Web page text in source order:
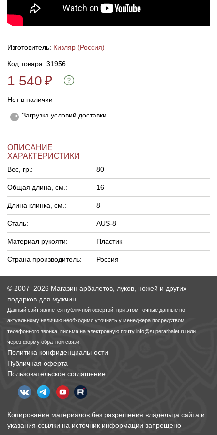
Изготовитель: Кизляр (Россия)
Код товара: 31956
1 540₽
Нет в наличии
Загрузка условий доставки
ОПИСАНИЕ
ХАРАКТЕРИСТИКИ
Вес, гр.: 80
Общая длина, см.: 16
Длина клинка, см.: 8
Сталь: AUS-8
Материал рукояти: Пластик
Страна производитель: Россия
© 2007–2026 Магазин арбалетов, луков, ножей и других
подарков для мужчин
Данный сайт является публичной офертой, при этом точные данные по
актуальному наличию необходимо уточнять у менеджера посредством
телефонного звонка, письма на электронную почту info@superarbalet.ru или
через форму обратной связи.
Политика конфиденциальности
Публичная оферта
Пользовательское соглашение
Копирование материалов без разрешения владельца сайта и
указания ссылки на источник информации запрещено
Линейки для настройки лука
Полочки для лука
Плунжеры для лука
Киссеры для лука
Охотничьи ножи
Ножи складные